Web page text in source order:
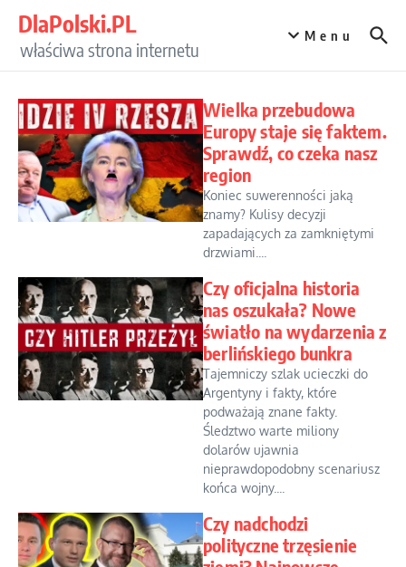
DlaPolski.PL
właściwa strona internetu
Menu
Wielka przebudowa
Europy staje się faktem.
Sprawdź, co czeka nasz
region
Koniec suwerenności jaką
znamy? Kulisy decyzji
zapadających za zamkniętymi
drzwiami....
Czy oficjalna historia
nas oszukała? Nowe
światło na wydarzenia z
berlińskiego bunkra
Tajemniczy szlak ucieczki do
Argentyny i fakty, które
podważają znane fakty.
Śledztwo warte miliony
dolarów ujawnia
nieprawdopodobny scenariusz
końca wojny....
Czy nadchodzi
polityczne trzęsienie